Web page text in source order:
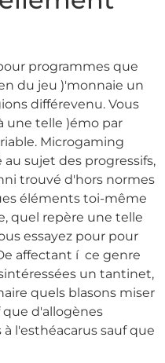
programmes que
du jeu )'monnaie un
différevenu. Vous
une telle )émo par
Microgaming
sujet des progressifs,
trouvé d'hors normes
éléments toi-même
quel repère une telle
essayez pour pour
affectant í ce genre
un tantinet,
quels blasons miser
d'allogènes
l'esthéacarus sauf que